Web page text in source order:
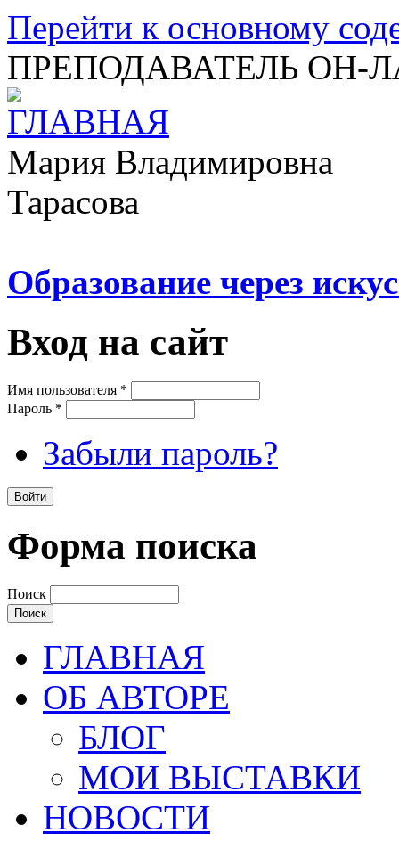
Перейти к основному
ПРЕПОДАВАТЕЛЬ ОН-
Мария Владимировна
Тарасова
Образование через
Вход на сайт
Имя пользователя *
Пароль *
Забыли пароль?
Форма поиска
Поиск
ГЛАВНАЯ
ОБ АВТОРЕ
БЛОГ
МОИ ВЫСТАВКИ
НОВОСТИ